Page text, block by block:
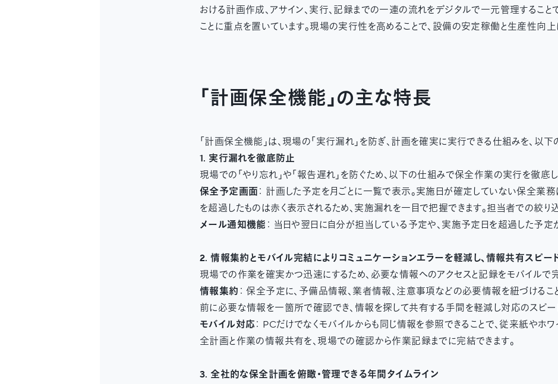
おける計画作成、アサイン、実行、記録までの一連の流れをデジタルで一元管理することで
ことに重点を置いています。現場の実行性を高めることで、設備の安定稼働と生産性向上
「計画保全機能」の主な特長
「計画保全機能」は、現場の「実行漏れ」を防ぎ、計画を確実に実行できる仕組みを、以下
1. 実行漏れを徹底防止
現場での「やり忘れ」や「報告遅れ」を防ぐため、以下の仕組みで保全作業の実行を徹底し
保全予定画面 ： 計画した予定を月ごとに一覧で表示。実施日が確定していない保全業務
を超過したものは赤く表示されるため、実施漏れを一目で把握できます。担当者での絞り
メール通知機能 ： 当日や翌日に自分が担当している予定や、実施予定日を超過した予定
2. 情報集約とモバイル完結によりコミュニケーションエラーを軽減し、情報共有スピー
現場での作業を確実かつ迅速にするため、必要な情報へのアクセスと記録をモバイルで完
情報集約 ： 保全予定に、予備品情報、業者情報、注意事項などの必要情報を紐づける
前に必要な情報を一箇所で確認でき、情報を探して共有する手間を軽減し対応のスピー
モバイル対応 ： PCだけでなくモバイルからも同じ情報を参照できることで、従来紙やホ
全計画と作業の情報共有を、現場での確認から作業記録までに完結できます。
3. 全社的な保全計画を俯瞰・管理できる年間タイムライン